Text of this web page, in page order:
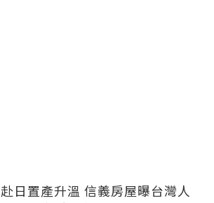
赴日置產升溫 信義房屋曝台灣人